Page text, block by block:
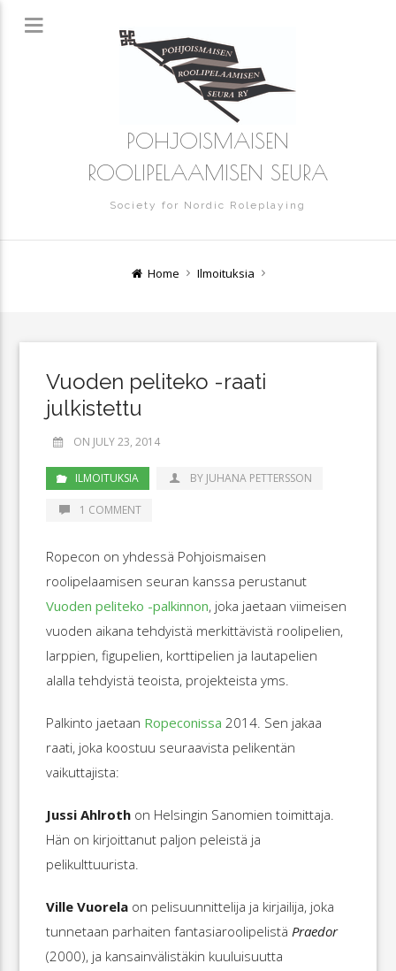
POHJOISMAISEN
ROOLIPELAAMISEN SEURA
Society for Nordic Roleplaying
Home Ilmoituksia
Vuoden peliteko -raati
julkistettu
ON JULY 23, 2014
ILMOITUKSIA BY JUHANA PETTERSSON
1 COMMENT
Ropecon on yhdessä Pohjoismaisen
roolipelaamisen seuran kanssa perustanut
Vuoden peliteko -palkinnon, joka jaetaan viimeisen
vuoden aikana tehdyistä merkittävistä roolipelien,
larppien, figupelien, korttipelien ja lautapelien
alalla tehdyistä teoista, projekteista yms.
Palkinto jaetaan Ropeconissa 2014. Sen jakaa
raati, joka koostuu seuraavista pelikentän
vaikuttajista:
Jussi Ahlroth on Helsingin Sanomien toimittaja.
Hän on kirjoittanut paljon peleistä ja
pelikulttuurista.
Ville Vuorela on pelisuunnittelija ja kirjailija, joka
tunnetaan parhaiten fantasiaroolipelistäPraedor
(2000), ja kansainvälistäkin kuuluisuutta